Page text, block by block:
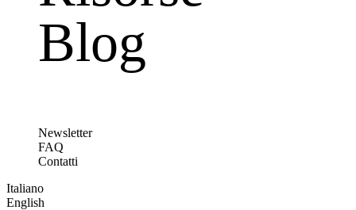
Blog
Newsletter
FAQ
Contatti
Italiano
English